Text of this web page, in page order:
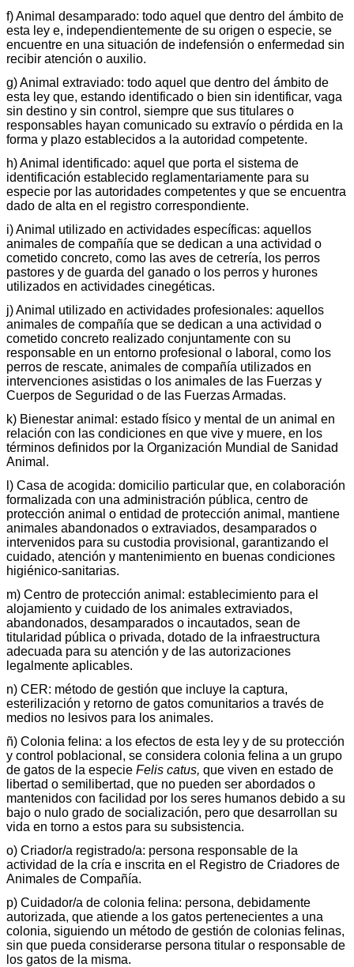
f) Animal desamparado: todo aquel que dentro del ámbito de
esta ley e, independientemente de su origen o especie, se
encuentre en una situación de indefensión o enfermedad sin
recibir atención o auxilio.
g) Animal extraviado: todo aquel que dentro del ámbito de
esta ley que, estando identificado o bien sin identificar, vaga
sin destino y sin control, siempre que sus titulares o
responsables hayan comunicado su extravío o pérdida en la
forma y plazo establecidos a la autoridad competente.
h) Animal identificado: aquel que porta el sistema de
identificación establecido reglamentariamente para su
especie por las autoridades competentes y que se encuentra
dado de alta en el registro correspondiente.
i) Animal utilizado en actividades específicas: aquellos
animales de compañía que se dedican a una actividad o
cometido concreto, como las aves de cetrería, los perros
pastores y de guarda del ganado o los perros y hurones
utilizados en actividades cinegéticas.
j) Animal utilizado en actividades profesionales: aquellos
animales de compañía que se dedican a una actividad o
cometido concreto realizado conjuntamente con su
responsable en un entorno profesional o laboral, como los
perros de rescate, animales de compañía utilizados en
intervenciones asistidas o los animales de las Fuerzas y
Cuerpos de Seguridad o de las Fuerzas Armadas.
k) Bienestar animal: estado físico y mental de un animal en
relación con las condiciones en que vive y muere, en los
términos definidos por la Organización Mundial de Sanidad
Animal.
l) Casa de acogida: domicilio particular que, en colaboración
formalizada con una administración pública, centro de
protección animal o entidad de protección animal, mantiene
animales abandonados o extraviados, desamparados o
intervenidos para su custodia provisional, garantizando el
cuidado, atención y mantenimiento en buenas condiciones
higiénico-sanitarias.
m) Centro de protección animal: establecimiento para el
alojamiento y cuidado de los animales extraviados,
abandonados, desamparados o incautados, sean de
titularidad pública o privada, dotado de la infraestructura
adecuada para su atención y de las autorizaciones
legalmente aplicables.
n) CER: método de gestión que incluye la captura,
esterilización y retorno de gatos comunitarios a través de
medios no lesivos para los animales.
ñ) Colonia felina: a los efectos de esta ley y de su protección
y control poblacional, se considera colonia felina a un grupo
de gatos de la especie Felis catus, que viven en estado de
libertad o semilibertad, que no pueden ser abordados o
mantenidos con facilidad por los seres humanos debido a su
bajo o nulo grado de socialización, pero que desarrollan su
vida en torno a estos para su subsistencia.
o) Criador/a registrado/a: persona responsable de la
actividad de la cría e inscrita en el Registro de Criadores de
Animales de Compañía.
p) Cuidador/a de colonia felina: persona, debidamente
autorizada, que atiende a los gatos pertenecientes a una
colonia, siguiendo un método de gestión de colonias felinas,
sin que pueda considerarse persona titular o responsable de
los gatos de la misma.